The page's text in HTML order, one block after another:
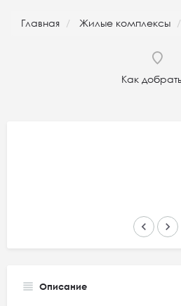
Главная Жилые комплексы
Как
keyboard_arrow_left keyboard_arrow_right
Описание